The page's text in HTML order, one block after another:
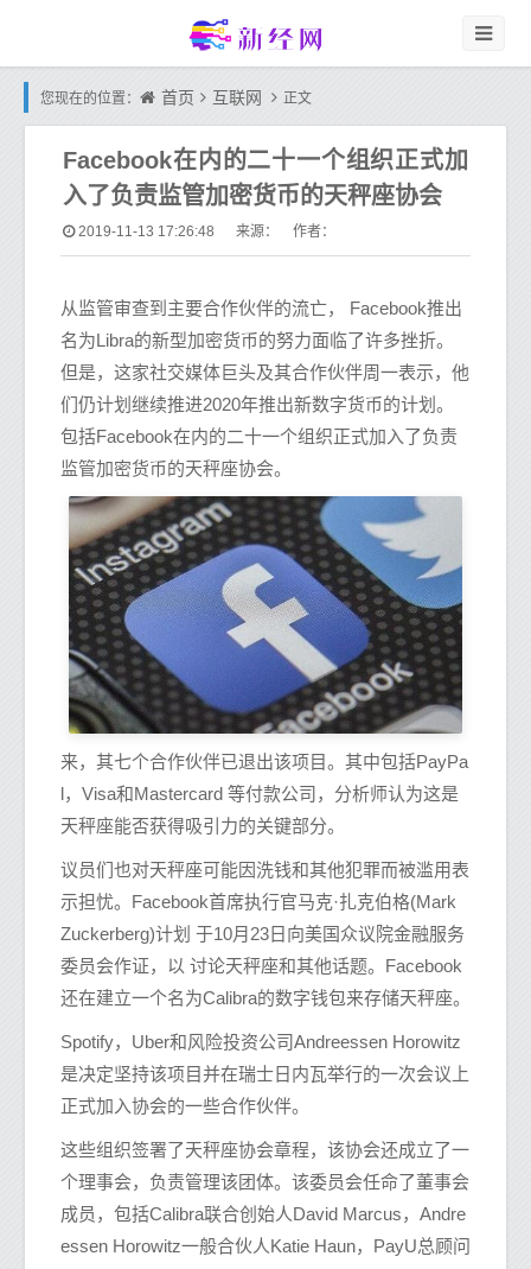
您现在的位置： 首页 互联网 正文
Facebook在内的二十一个组织正式加
入了负责监管加密货币的天秤座协会
2019-11-13 17:26:48 来源： 作者：
从监管审查到主要合作伙伴的流亡， Facebook推出
名为Libra的新型加密货币的努力面临了许多挫折。
但是，这家社交媒体巨头及其合作伙伴周一表示，他
们仍计划继续推进2020年推出新数字货币的计划。
包括Facebook在内的二十一个组织正式加入了负责
监管加密货币的天秤座协会。
来，其七个合作伙伴已退出该项目。其中包括PayPa
l，Visa和Mastercard 等付款公司，分析师认为这是
天秤座能否获得吸引力的关键部分。
议员们也对天秤座可能因洗钱和其他犯罪而被滥用表
示担忧。Facebook首席执行官马克·扎克伯格(Mark
Zuckerberg)计划 于10月23日向美国众议院金融服务
委员会作证，以 讨论天秤座和其他话题。Facebook
还在建立一个名为Calibra的数字钱包来存储天秤座。
Spotify，Uber和风险投资公司Andreessen Horowitz
是决定坚持该项目并在瑞士日内瓦举行的一次会议上
正式加入协会的一些合作伙伴。
这些组织签署了天秤座协会章程，该协会还成立了一
个理事会，负责管理该团体。该委员会任命了董事会
成员，包括Calibra联合创始人David Marcus，Andre
essen Horowitz一般合伙人Katie Haun，PayU总顾问